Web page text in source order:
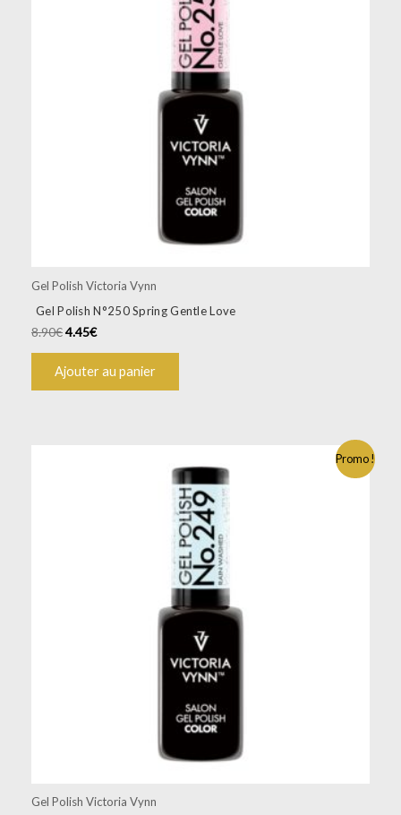
Gel Polish Victoria Vynn
Gel Polish N°250 Spring Gentle Love
8.90€4.45€
Ajouter au panier
Promo !
Gel Polish Victoria Vynn